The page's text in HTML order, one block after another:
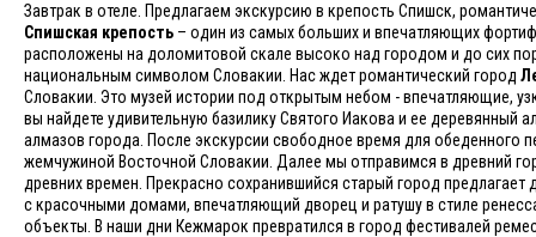
Завтрак в отеле. Предлагаем экскурсию в крепость Спишск,
Спишская крепость – один из самых больших и впечатляющих
расположены на доломитовой скале высоко над городом и до сих
национальным символом Словакии. Нас ждет романтический город
Словакии. Это музей истории под открытым небом - впечатляющие,
вы найдете удивительную базилику Святого Иакова и ее деревянный
алмазов города. После экскурсии свободное время для обеденного
жемчужиной Восточной Словакии. Далее мы отправимся в древний
древних времен. Прекрасно сохранившийся старый город
с красочными домами, впечатляющий дворец и ратушу в стиле
объекты. В наши дни Кежмарок превратился в город фестивалей